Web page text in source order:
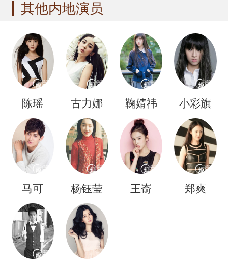
其他内地演员
陈瑶 古力娜
扎
鞠婧祎 小彩旗
马可 杨钰莹 王嵛 郑爽